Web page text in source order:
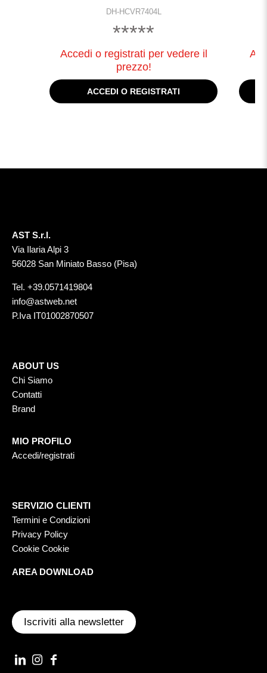
DH-HCVR7404L
*****
Accedi o registrati per vedere il
prezzo!
ACCEDI O REGISTRATI
AST S.r.l.
Via Ilaria Alpi 3
56028 San Miniato Basso (Pisa)
Tel. +39.0571419804
info@astweb.net
P.Iva IT01002870507
ABOUT US
Chi Siamo
Contatti
Brand
MIO PROFILO
Accedi/registrati
SERVIZIO CLIENTI
Termini e Condizioni
Privacy Policy
Cookie Cookie
AREA DOWNLOAD
Iscriviti alla newsletter